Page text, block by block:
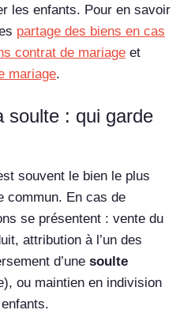
les enfants. Pour en savoir
partage des biens en cas
contrat de mariage et
mariage.
soulte : qui garde
souvent le bien le plus
commun. En cas de
se présentent : vente du
attribution à l’un des
d’une soulte
ou maintien en indivision